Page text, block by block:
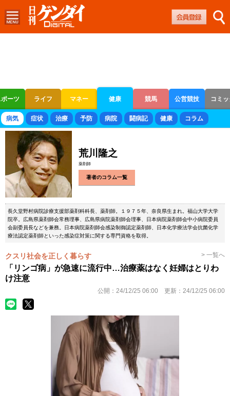
ーツ ライフ マネー 健康 競馬 公営競技 コミ
ボートレース 競輪 オートレース
病気 症状 治療 予防 病院 闘病記 健康 コラム
荒川隆之
薬剤師
著者のコラム一覧
長久堂野村病院診療支援部薬剤科科長、薬剤師。１９７５年、奈良県生まれ。福山大学大学
院卒。広島県薬剤師会常務理事、広島県病院薬剤師会理事、日本病院薬剤師会中小病院委員
会副委員長などを兼務。日本病院薬剤師会感染制御認定薬剤師、日本化学療法学会抗菌化学
療法認定薬剤師といった感染症対策に関する専門資格を取得。
クスリ社会を正しく暮らす > 一覧へ
「リンゴ病」が急速に流行中…治療薬はなく妊婦はとりわ
け注意
公開： 24/12/25 06:00 更新： 24/12/25 06:00